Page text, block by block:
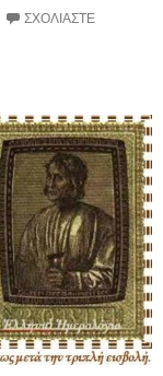
ΣΧΟΛΙΆΣΤΕ